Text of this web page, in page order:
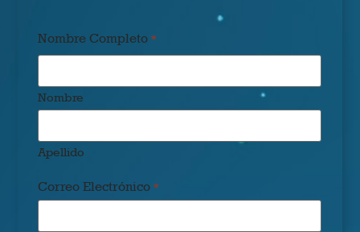
Nombre Completo *
Nombre
Apellido
Correo Electrónico *